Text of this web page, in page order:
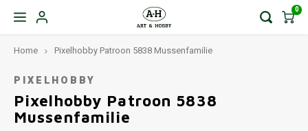
0
Home Pixelhobby Patroon 5838 Mussenfamilie
PIXELHOBBY
Pixelhobby Patroon 5838
Mussenfamilie